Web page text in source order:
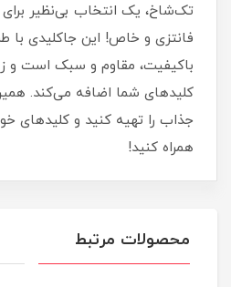
تک‌شاخ، یک انتخاب بی‌نظیر
فانتزی و خاص! این جاکلیدی با
باکیفیت، مقاوم و سبک است و
کلیدهای شما اضافه می‌کند.
جذاب را تهیه کنید و کلیدهای
همراه کنید!
محصولات مرتبط